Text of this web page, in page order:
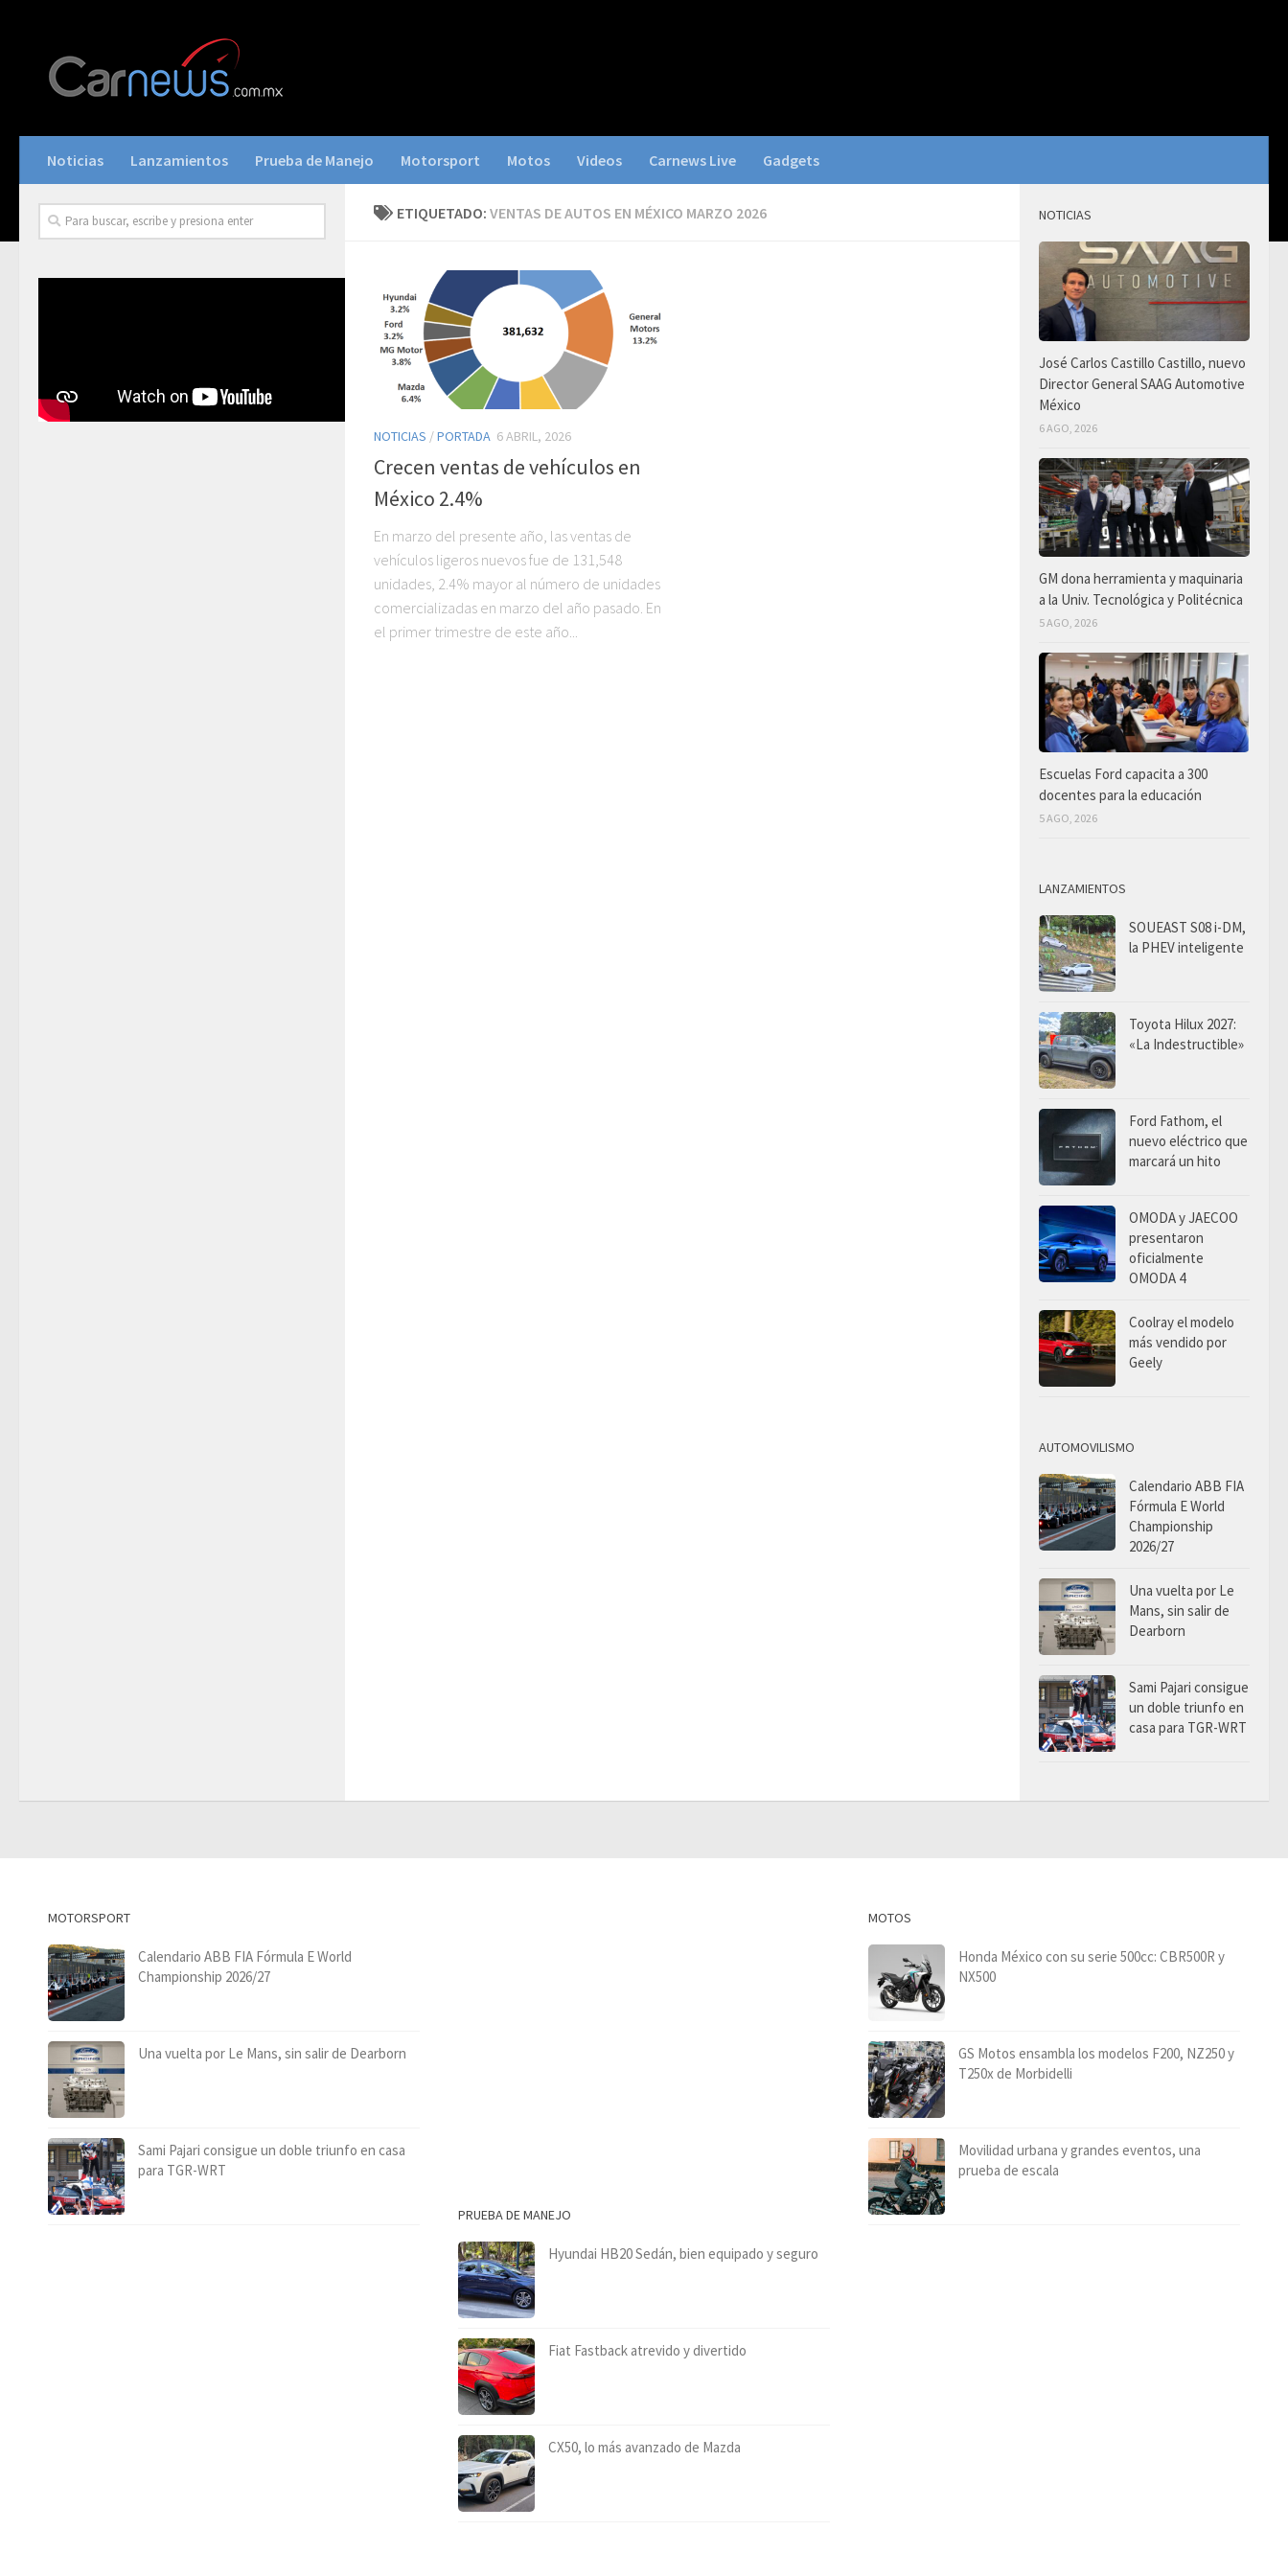
Noticias Lanzamientos Prueba de Manejo Motorsport Motos Videos Carnews Live Gadgets
ETIQUETADO: VENTAS DE AUTOS EN MÉXICO MARZO 2026
NOTICIAS /PORTADA 6 ABRIL, 2026
Crecen ventas de vehículos en
México 2.4%
En marzo del presente año, las ventas de
vehículos ligeros nuevos fue de 131,548
unidades, 2.4% mayor al número de unidades
comercializadas en marzo del año pasado. En
el primer trimestre de este año...
NOTICIAS
José Carlos Castillo Castillo, nuevo
Director General SAAG Automotive
México
6 AGO, 2026
GM dona herramienta y maquinaria
a la Univ. Tecnológica y Politécnica
5 AGO, 2026
Escuelas Ford capacita a 300
docentes para la educación
5 AGO, 2026
LANZAMIENTOS
SOUEAST S08 i-DM,
la PHEV inteligente
Toyota Hilux 2027:
«La Indestructible»
Ford Fathom, el
nuevo eléctrico que
marcará un hito
OMODA y JAECOO
presentaron
oficialmente
OMODA 4
Coolray el modelo
más vendido por
Geely
AUTOMOVILISMO
Calendario ABB FIA
Fórmula E World
Championship
2026/27
Una vuelta por Le
Mans, sin salir de
Dearborn
Sami Pajari consigue
un doble triunfo en
casa para TGR-WRT
MOTORSPORT
Calendario ABB FIA Fórmula E World
Championship 2026/27
Una vuelta por Le Mans, sin salir de Dearborn
Sami Pajari consigue un doble triunfo en casa
para TGR-WRT
PRUEBA DE MANEJO
Hyundai HB20 Sedán, bien equipado y seguro
Fiat Fastback atrevido y divertido
CX50, lo más avanzado de Mazda
MOTOS
Honda México con su serie 500cc: CBR500R y
NX500
GS Motos ensambla los modelos F200, NZ250 y
T250x de Morbidelli
Movilidad urbana y grandes eventos, una
prueba de escala